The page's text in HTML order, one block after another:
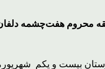
محروم هفت‌چشمه